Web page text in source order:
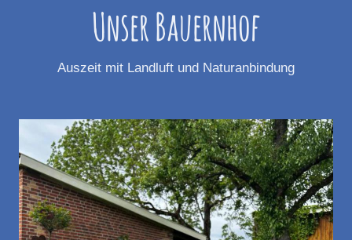
Unser Bauernhof
Auszeit mit Landluft und Naturanbindung